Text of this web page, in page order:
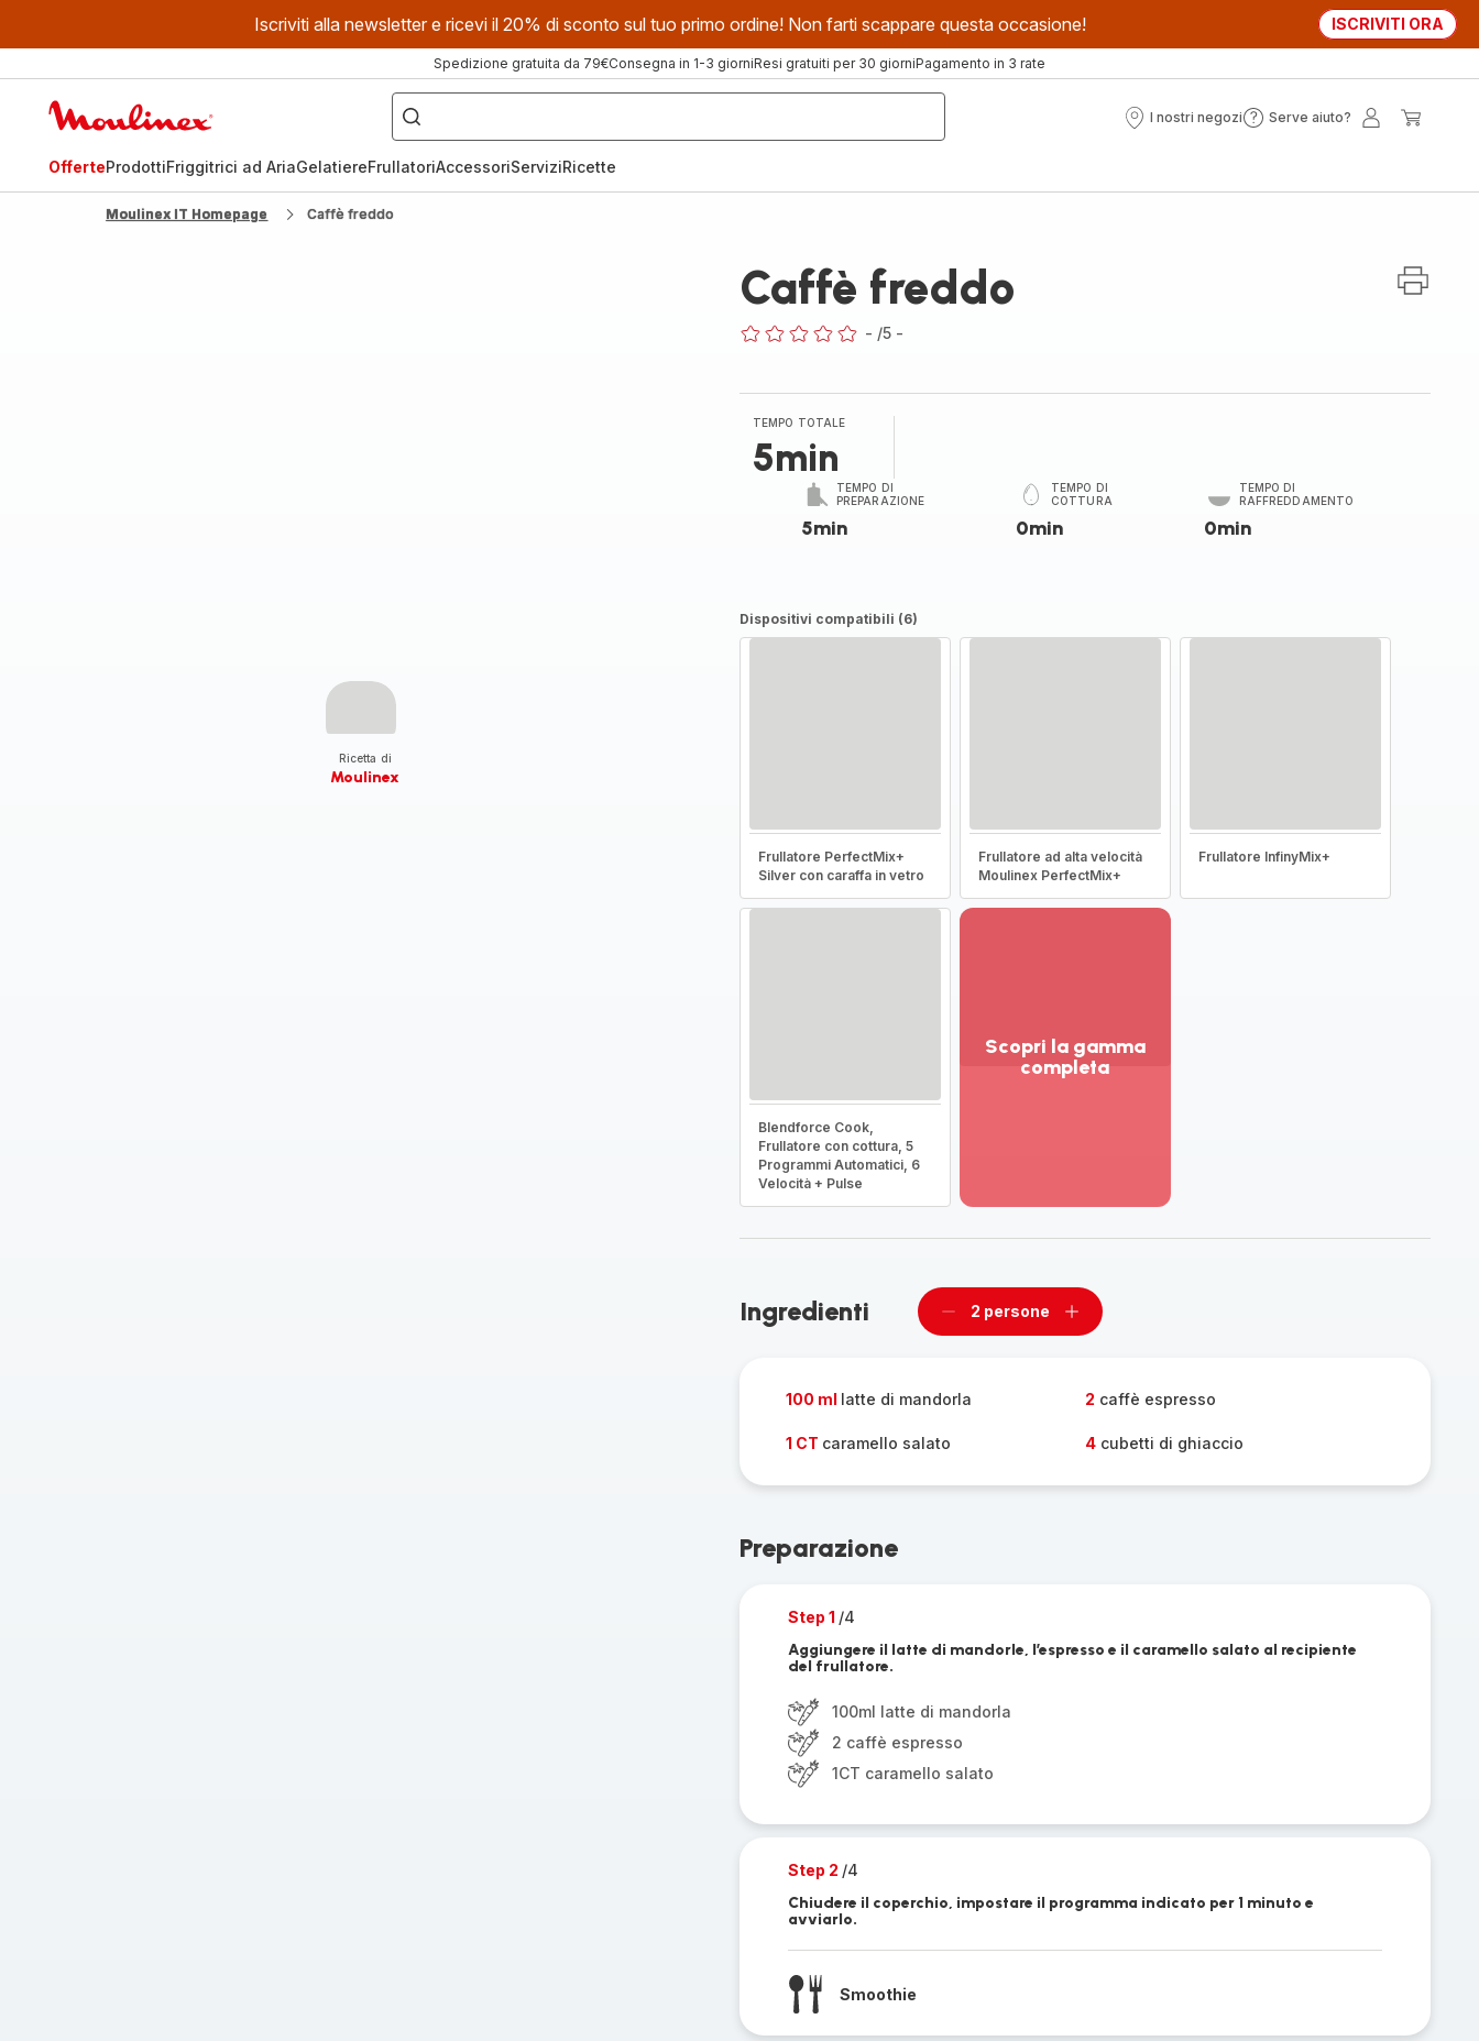
Iscriviti alla newsletter e ricevi il 20% di sconto sul tuo primo ordine! Non farti scappare questa occasione! ISCRIVITI ORA
Spedizione gratuita da 79€Consegna in 1-3 giorniResi gratuiti per 30 giorniPagamento in 3 rate
Cosa
stai
cercando?
I nostri negozi
I
Serve aiuto?
Serve
OfferteProdottiFriggitrici ad AriaGelatiereFrullatoriAccessoriServiziRicette
Moulinex IT Homepage Caffè freddo
Ricetta di
Moulinex
Caffè freddo
- /5 -
TEMPO TOTALE
5min
TEMPO DI
PREPARAZIONE
5min
TEMPO DI
COTTURA
0min
TEMPO DI
RAFFREDDAMENTO
0min
Dispositivi compatibili (6)
Frullatore PerfectMix+
Silver con caraffa in vetro
Frullatore ad alta velocità
Moulinex PerfectMix+
Frullatore InfinyMix+
Blendforce Cook,
Frullatore con cottura, 5
Programmi Automatici, 6
Velocità + Pulse
Scopri la gamma
completa
completa
Ingredienti
Rimuovi
2 persone
Aggiungi
100 ml latte di mandorla 2 caffè espresso
1 CT caramello salato 4cubetti di ghiaccio
Preparazione
Step 1 /4
Aggiungere il latte di mandorle, l’espresso e il caramello salato al recipiente
del frullatore.
100ml latte di mandorla
2 caffè espresso
1CT caramello salato
Step 2 /4
Chiudere il coperchio, impostare il programma indicato per 1 minuto e
avviarlo.
Smoothie